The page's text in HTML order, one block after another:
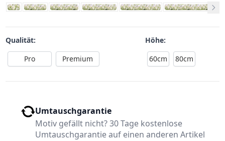
Qualität:
Pro
Premium
Höhe:
60cm
80cm
Umtauschgarantie
Motiv gefällt nicht? 30 Tage kostenlose
Umtauschgarantie auf einen anderen Artikel